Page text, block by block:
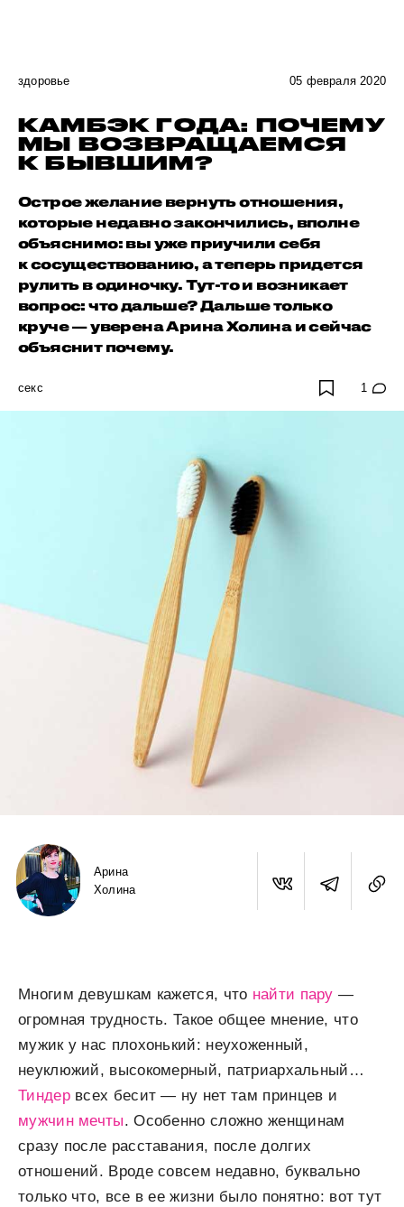
здоровье 05 февраля 2020
КАМБЭК ГОДА: ПОЧЕМУ
МЫ ВОЗВРАЩАЕМСЯ
К БЫВШИМ?
Острое желание вернуть отношения,
которые недавно закончились, вполне
объяснимо: вы уже приучили себя
к сосуществованию, а теперь придется
рулить в одиночку. Тут-то и возникает
вопрос: что дальше? Дальше только
круче — уверена Арина Холина и сейчас
объяснит почему.
секс 1
Арина
Холина
Многим девушкам кажется, что найти пару —
огромная трудность. Такое общее мнение, что
мужик у нас плохонький: неухоженный,
неуклюжий, высокомерный, патриархальный…
Тиндервсех бесит — ну нет там принцев и
мужчин мечты. Особенно сложно женщинам
сразу после расставания, после долгих
отношений. Вроде совсем недавно, буквально
только что, все в ее жизни было понятно: вот тут